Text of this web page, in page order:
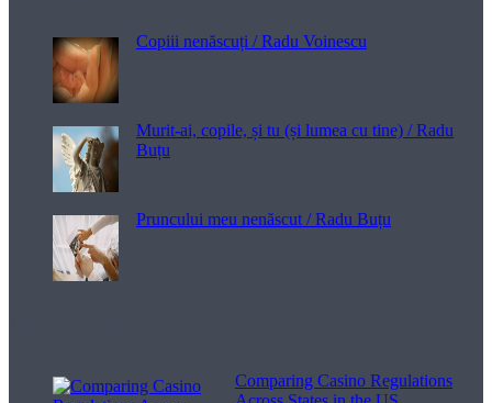
Copiii nenăscuți / Radu Voinescu
Murit-ai, copile, și tu (și lumea cu tine) / Radu
Buțu
Pruncului meu nenăscut / Radu Buțu
Comparing Casino Regulations